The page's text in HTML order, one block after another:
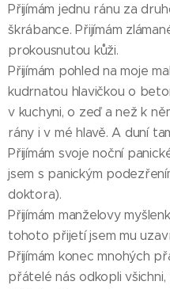
Přijímám jednu ránu za
škrábance. Přijímám
prokousnutou kůži.
Přijímám pohled na moje
kudrnatou hlavičkou o
v kuchyni, o zeď a než k
rány i v mé hlavě. A duní
Přijímám svoje noční
jsem s panickým
doktora).
Přijímám manželovy
tohoto přijetí jsem mu
Přijímám konec mnohých
přátelé nás odkopli